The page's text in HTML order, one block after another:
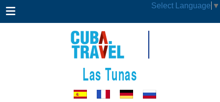
Select Language ▼
Las Tunas